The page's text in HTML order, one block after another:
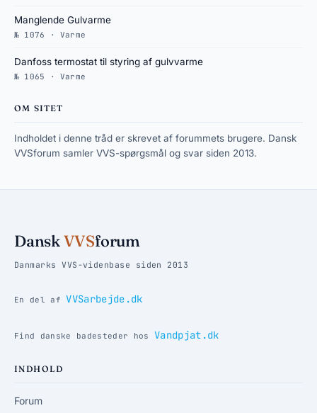
Manglende Gulvarme
№ 1076 · Varme
Danfoss termostat til styring af gulvvarme
№ 1065 · Varme
OM SITET
Indholdet i denne tråd er skrevet af forummets brugere. Dansk
VVSforum samler VVS-spørgsmål og svar siden 2013.
DanskVVSforum
Danmarks VVS-videnbase siden 2013
En del af VVSarbejde.dk
Find danske badesteder hos Vandpjat.dk
INDHOLD
Forum